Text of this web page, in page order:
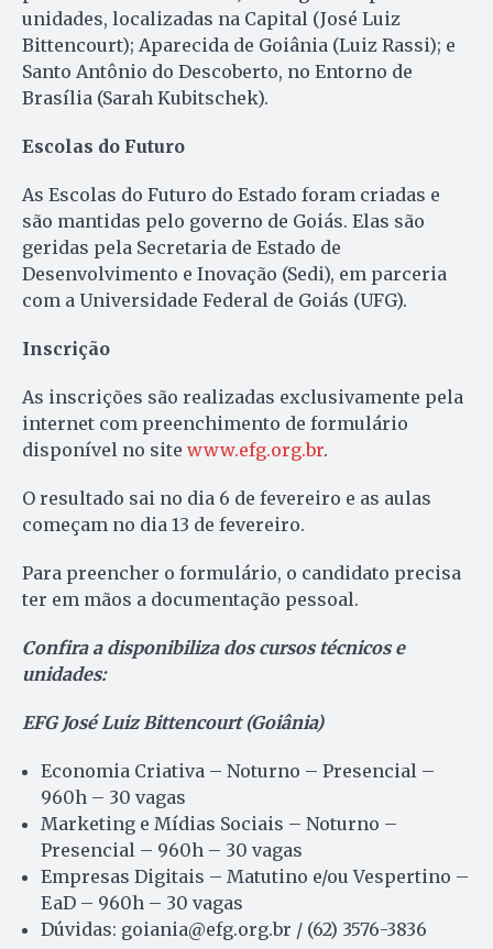
unidades, localizadas na Capital (José Luiz
Bittencourt); Aparecida de Goiânia (Luiz Rassi); e
Santo Antônio do Descoberto, no Entorno de
Brasília (Sarah Kubitschek).
Escolas do Futuro
As Escolas do Futuro do Estado foram criadas e
são mantidas pelo governo de Goiás. Elas são
geridas pela Secretaria de Estado de
Desenvolvimento e Inovação (Sedi), em parceria
com a Universidade Federal de Goiás (UFG).
Inscrição
As inscrições são realizadas exclusivamente pela
internet com preenchimento de formulário
disponível no site www.efg.org.br.
O resultado sai no dia 6 de fevereiro e as aulas
começam no dia 13 de fevereiro.
Para preencher o formulário, o candidato precisa
ter em mãos a documentação pessoal.
Confira a disponibiliza dos cursos técnicos e
unidades:
EFG José Luiz Bittencourt (Goiânia)
Economia Criativa – Noturno – Presencial –
960h – 30 vagas
Marketing e Mídias Sociais – Noturno –
Presencial – 960h – 30 vagas
Empresas Digitais – Matutino e/ou Vespertino –
EaD – 960h – 30 vagas
Dúvidas: goiania@efg.org.br / (62) 3576-3836